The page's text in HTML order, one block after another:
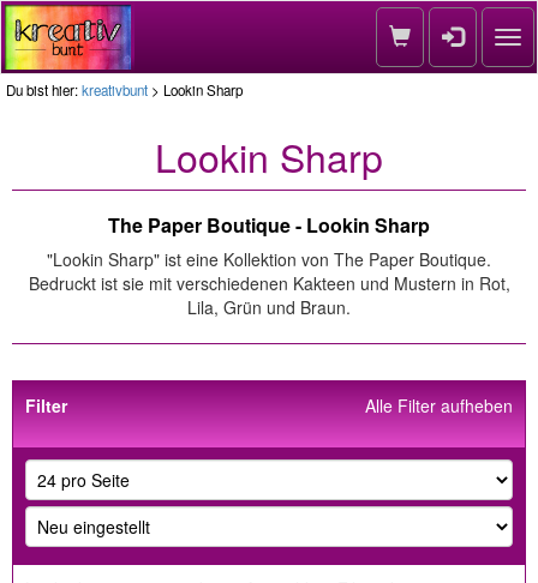
Du bist hier:kreativbunt > Lookin Sharp
Lookin Sharp
The Paper Boutique - Lookin Sharp
"Lookin Sharp" ist eine Kollektion von The Paper Boutique.
Bedruckt ist sie mit verschiedenen Kakteen und Mustern in Rot,
Lila, Grün und Braun.
Alle Filter aufheben
Filter